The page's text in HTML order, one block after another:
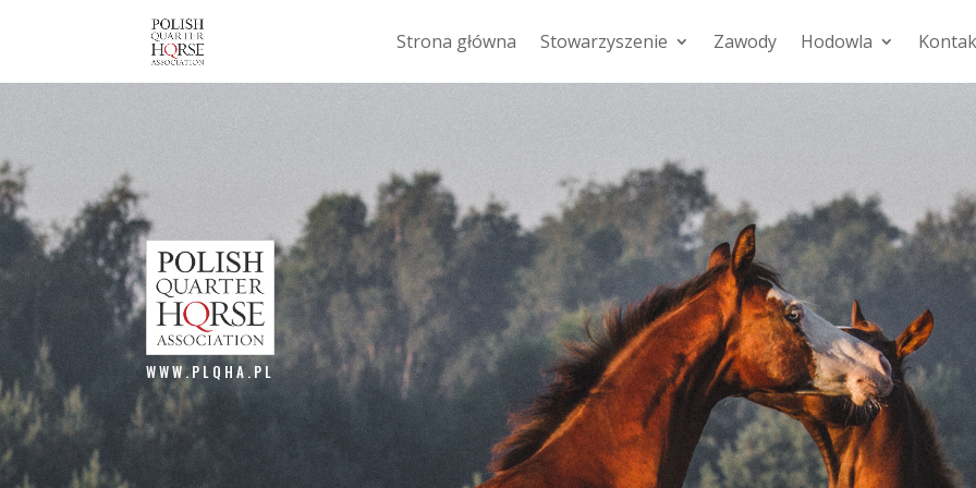
Strona główna Stowarzyszenie Zawody Hodowla
WWW.PLQHA.PL